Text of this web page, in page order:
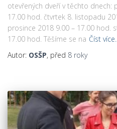
otevřených dveří v těchto dnech:
17.00 hod. čtvrtek 8. listopadu
prosince 2018 9.00 – 17.00 hod.
17.00 hod. Těšíme se na Číst více…
Autor: OSŠP, před 8 roky